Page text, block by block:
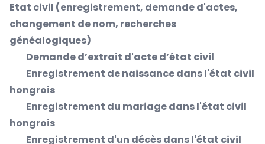
Etat civil (enregistrement, demande d'actes,
changement de nom, recherches
généalogiques)
Demande d’extrait d'acte d’état civil
Enregistrement de naissance dans l'état civil
hongrois
Enregistrement du mariage dans l'état civil
hongrois
Enregistrement d'un décès dans l'état civil